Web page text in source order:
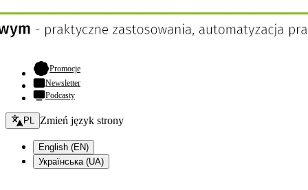
Promocje- otwiera się w nowej karcie
Newsletter
Podcasty
Zmień język - bieżący:
PL Zmień język strony
English (EN)
Українська (UA)